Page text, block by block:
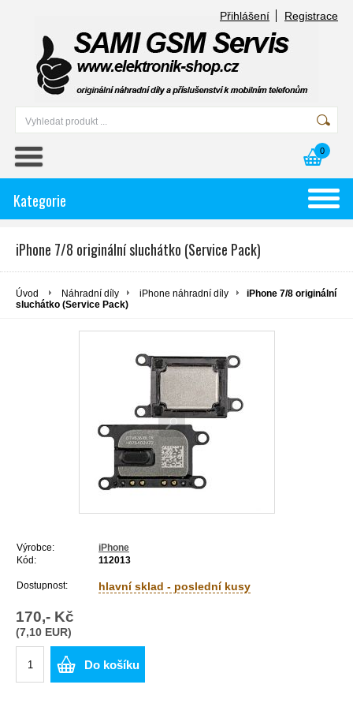
Přihlášení Registrace
0
Kategorie
iPhone 7/8 originální sluchátko (Service Pack)
Úvod Náhradní díly iPhone náhradní díly
iPhone 7/8 originální
sluchátko (Service Pack)
Výrobce:
iPhone
Kód:
112013
Dostupnost: hlavní sklad - poslední kusy
170,- Kč
(7,10 EUR)
Do košíku